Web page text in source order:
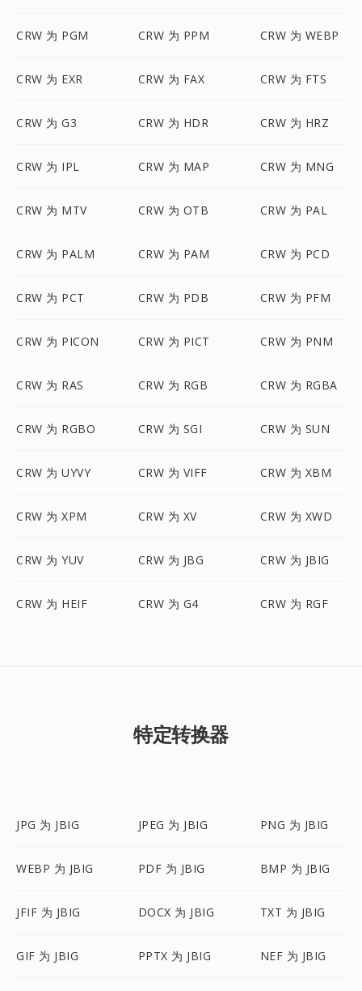
CRW 为 PGM CRW 为 PPM CRW 为 WEBP
CRW 为 EXR CRW 为 FAX CRW 为 FTS
CRW 为 G3 CRW 为 HDR CRW 为 HRZ
CRW 为 IPL CRW 为 MAP CRW 为 MNG
CRW 为 MTV CRW 为 OTB CRW 为 PAL
CRW 为 PALM CRW 为 PAM CRW 为 PCD
CRW 为 PCT CRW 为 PDB CRW 为 PFM
CRW 为 PICON CRW 为 PICT CRW 为 PNM
CRW 为 RAS CRW 为 RGB CRW 为 RGBA
CRW 为 RGBO CRW 为 SGI CRW 为 SUN
CRW 为 UYVY CRW 为 VIFF CRW 为 XBM
CRW 为 XPM CRW 为 XV CRW 为 XWD
CRW 为 YUV CRW 为 JBG CRW 为 JBIG
CRW 为 HEIF CRW 为 G4 CRW 为 RGF
特定转换器
JPG 为 JBIG JPEG 为 JBIG PNG 为 JBIG
WEBP 为 JBIG PDF 为 JBIG BMP 为 JBIG
JFIF 为 JBIG DOCX 为 JBIG TXT 为 JBIG
GIF 为 JBIG PPTX 为 JBIG NEF 为 JBIG